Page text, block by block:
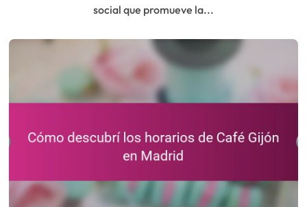
social que promueve la...